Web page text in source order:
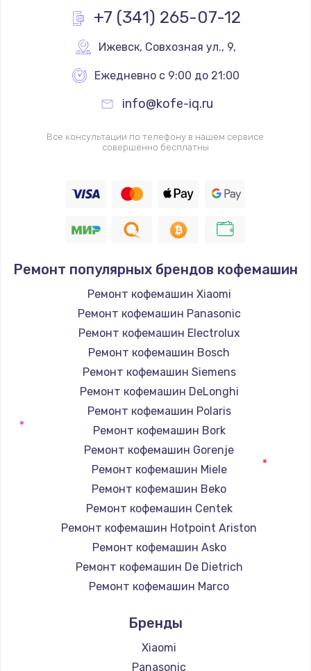
Замена таймера
1210 руб.
Заказать
1020 руб.
1190 руб.
Заказать
Замена термостата
1350 руб.
Заказать
Ремонт капиллярной трубки
3390 руб.
Заказать
Ремонт электропроводки
820 руб.
Заказать
Замена панели управления
1240 руб.
Прошивка
1450 руб.
+7 (341) 265-07-12
Ижевск, Совхозная ул., 9,
Ежедневно с 9:00 до 21:00
info@kofe-iq.ru
Все консультации по телефону в нашем сервисе
совершенно бесплатны
Ремонт популярных брендов кофемашин
Ремонт кофемашин Xiaomi
Ремонт кофемашин Panasonic
Ремонт кофемашин Electrolux
Ремонт кофемашин Bosch
Ремонт кофемашин Siemens
Ремонт кофемашин DeLonghi
Ремонт кофемашин Polaris
Ремонт кофемашин Bork
Ремонт кофемашин Gorenje
Ремонт кофемашин Miele
Ремонт кофемашин Beko
Ремонт кофемашин Centek
Ремонт кофемашин Hotpoint Ariston
Ремонт кофемашин Asko
Ремонт кофемашин De Dietrich
Ремонт кофемашин Marco
Ремонт кофемашин Jura
Ремонт кофемашин Olympia
Ремонт кофемашин Saeco
Бренды
Xiaomi
Panasonic